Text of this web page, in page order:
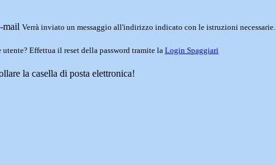
mail Verrà inviato un messaggio all'indirizzo indicato con le istruzioni necessarie.
Effettua il reset della password tramite la Login Spaggiari
la casella di posta elettronica!